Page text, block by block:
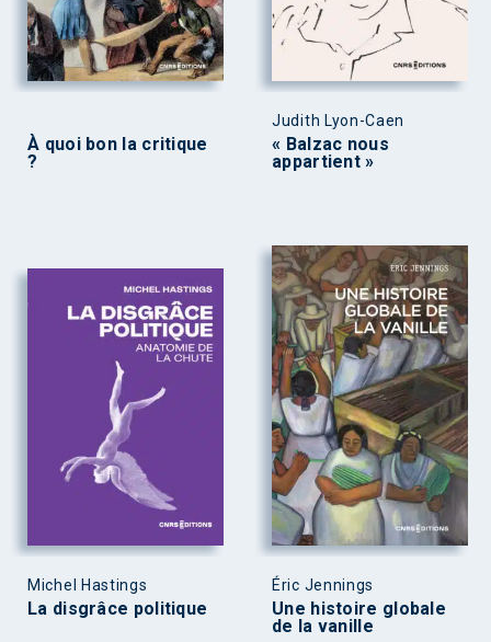
À quoi bon la critique
?
Judith Lyon-Caen
« Balzac nous
appartient »
Michel Hastings
La disgrâce politique
Éric Jennings
Une histoire globale
de la vanille